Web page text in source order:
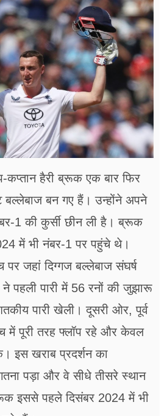
हैरी ब्रूक एक बार फिर
बल्लेबाज बन गए हैं। उन्होंने अपने
1 की कुर्सी छीन ली है। ब्रूक
में भी नंबर-1 पर पहुंचे थे।
पर जहां दिग्गज बल्लेबाज संघर्ष
पहली पारी में 56 रनों की जुझारू
पारी खेली। दूसरी ओर, पूर्व
में पूरी तरह फ्लॉप रहे और केवल
इस खराब प्रदर्शन का
पड़ा और वे सीधे तीसरे स्थान
इससे पहले दिसंबर 2024 में भी